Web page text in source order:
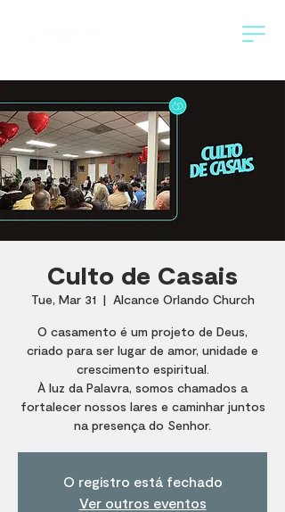
Culto de Casais
Tue, Mar 31
  |
Alcance Orlando Church
O casamento é um projeto de Deus,
criado para ser lugar de amor, unidade e
crescimento espiritual.
À luz da Palavra, somos chamados a
fortalecer nossos lares e caminhar juntos
na presença do Senhor.
O registro está fechado
Ver outros eventos